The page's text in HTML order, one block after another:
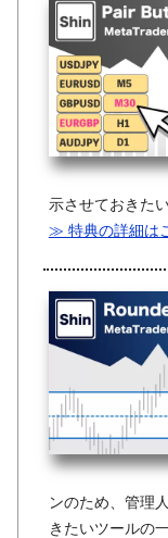
示させておきた
≫ 特典の詳細は
ンのため、管理
きたいツールの